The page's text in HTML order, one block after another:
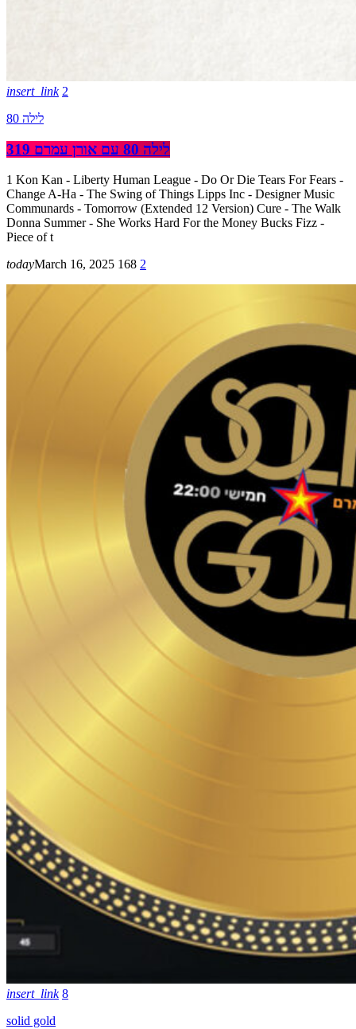
insert_link 2
לילה 80
לילה 80 עם אורן עמרם 319
1 Kon Kan - Liberty Human League - Do Or Die Tears For Fears -
Change A-Ha - The Swing of Things Lipps Inc - Designer Music
Communards - Tomorrow (Extended 12 Version) Cure - The Walk
Donna Summer - She Works Hard For the Money Bucks Fizz -
Piece of t
todayMarch 16, 2025 168 2
insert_link 8
solid gold